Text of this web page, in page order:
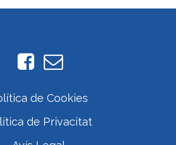
de Cookies
de Privacitat